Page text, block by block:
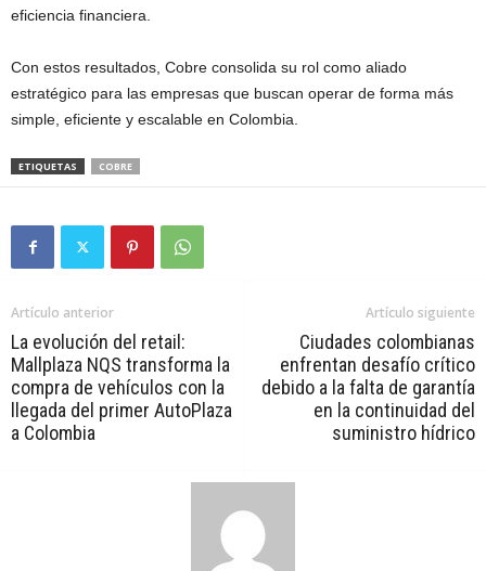
eficiencia financiera.
Con estos resultados, Cobre consolida su rol como aliado
estratégico para las empresas que buscan operar de forma más
simple, eficiente y escalable en Colombia.
ETIQUETAS COBRE
Artículo anterior
La evolución del retail:
Mallplaza NQS transforma la
compra de vehículos con la
llegada del primer AutoPlaza
a Colombia
Artículo siguiente
Ciudades colombianas
enfrentan desafío crítico
debido a la falta de garantía
en la continuidad del
suministro hídrico